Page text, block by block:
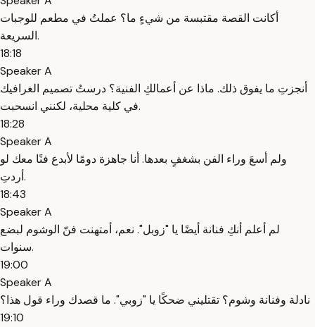
أكانت القصة مقتبسة من شيءٍ ما؟ عملتُ في مطعم للوجبات
السريعة.
18:18
Speaker A
أنجزتِ ما يفوق ذلك. ماذا عن أعمالكِ الفنية؟ درستُ تصميم الغرافيك
في كلية محلية، لكنني انسحبت.
18:28
Speaker A
ولم أسعَ وراء الفن بشغفٍ بعدها. أنا جاهزة دومًا لأبدع فنًا معك لو
أردتِ.
18:43
Speaker A
لم أعلم أنكِ فنانة أيضًا يا "زوبل". نعم، أمتهنت فنّ الوشوم لبضع
سنوات.
19:00
Speaker A
نادلة وفنانة وشوم؟ تقتليني ضحكًا يا "زوبي". ما قصدك وراء قول هذا؟
19:10